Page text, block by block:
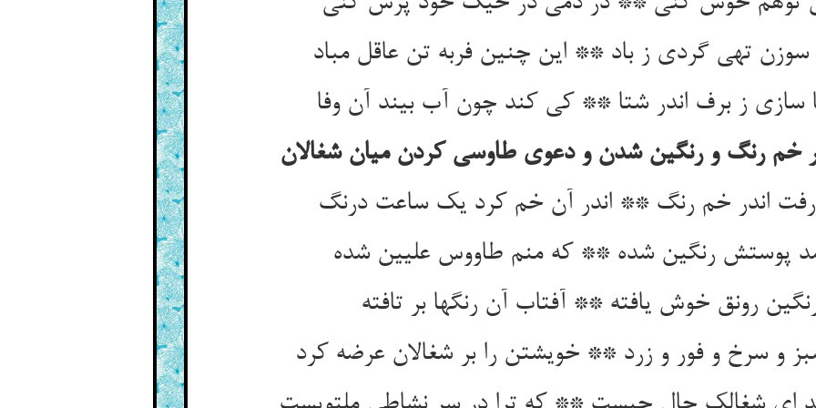
تهی گردی ز باد ** این چنین فربه تن عاقل مباد
سازی ز برف اندر شتا ** کی کند چون آب بیند آن وفا
خم رنگ و رنگین شدن و دعوی طاوسی کردن میان شغالان
رفت اندر خم رنگ ** اندر آن خم کرد یک ساعت درنگ
پوستش رنگین شده ** که منم طاووس علیین شده
رونق خوش یافته ** آفتاب آن رنگها بر تافته
و سرخ و فور و زرد ** خویشتن را بر شغالان عرضه کرد